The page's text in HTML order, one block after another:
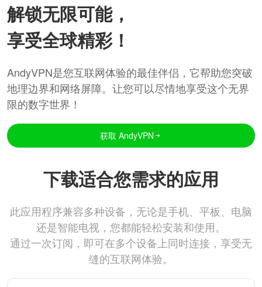
解锁无限可能，
享受全球精彩！
AndyVPN是您互联网体验的最佳伴侣，它帮助您突破
地理边界和网络屏障。让您可以尽情地享受这个无界
限的数字世界！
获取 AndyVPN
下载适合您需求的应用
此应用程序兼容多种设备，无论是手机、平板、电脑
还是智能电视，您都能轻松安装和使用。
通过一次订阅，即可在多个设备上同时连接，享受无
缝的互联网体验。